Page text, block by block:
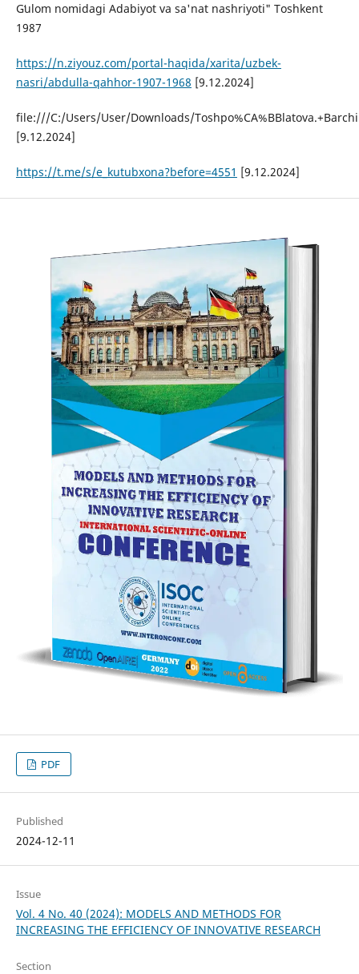
Gʻulom nomidagi Adabiyot va sa'nat nashriyoti" Toshkent
1987
https://n.ziyouz.com/portal-haqida/xarita/uzbek-
nasri/abdulla-qahhor-1907-1968 [9.12.2024]
file:///C:/Users/User/Downloads/
[9.12.2024]
https://t.me/s/e_kutubxona?before=4551 [9.12.2024]
PDF
Published
2024-12-11
Issue
Vol. 4 No. 40 (2024): MODELS AND METHODS FOR
INCREASING THE EFFICIENCY OF INNOVATIVE RESEARCH
Section